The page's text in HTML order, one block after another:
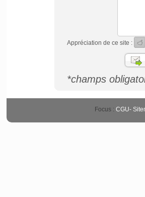
Appréciation de ce site :
*champs
Focus : CGU-